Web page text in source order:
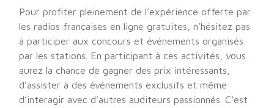
Pour profiter pleinement de l’expérience offerte par
les radios françaises en ligne gratuites, n’hésitez pas
à participer aux concours et événements organisés
par les stations. En participant à ces activités, vous
aurez la chance de gagner des prix intéressants,
d’assister à des événements exclusifs et même
d’interagir avec d’autres auditeurs passionnés. C’est